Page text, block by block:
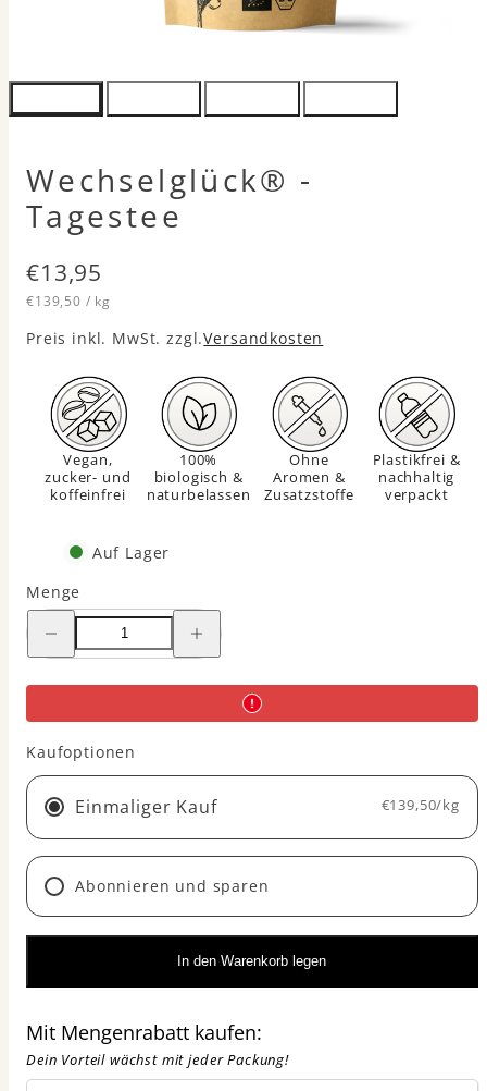
Wechselglück® -
Tagestee
Regulärer
Preis
€13,95
Einzelpreis
€139,50 / pro
kg
Preis inkl. MwSt. zzgl.Versandkosten
Vegan,
zucker- und
koffeinfrei
100%
biologisch &
naturbelassen
Ohne
Aromen &
Zusatzstoffe
Plastikfrei &
nachhaltig
verpackt
Auf Lager
Menge
Menge
für
Wechselglück®
Tagestee
für
Wechselglück®
Tagestee
Kaufoptionen
Einmaliger Kauf €139,50/kg
Abonnieren und sparen
In den Warenkorb legen
Mit Mengenrabatt kaufen:
Dein Vorteil wächst mit jeder Packung!